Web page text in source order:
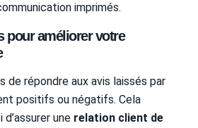
imprimés.
pour améliorer votre
de répondre aux avis laissés par
positifs ou négatifs. Cela
une relation client de